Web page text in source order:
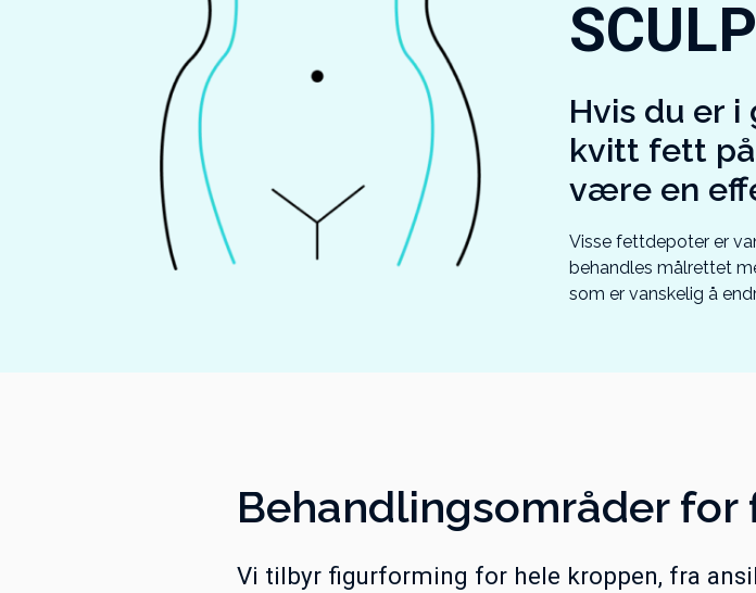
Hvis du er
kvitt fett
være en
Visse fettdepoter er
behandles målrettet
som er vanskelig å
Behandlings­­områder for
Vi tilbyr figurforming for hele kroppen, fra